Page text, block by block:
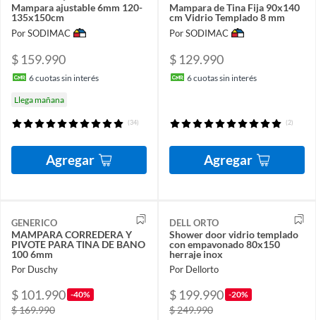
Mampara ajustable 6mm 120-
135x150cm
Por SODIMAC
$ 159.990
6cuotas sin interés
Llega mañana
(34)
Agregar
Mampara de Tina Fija 90x140
cm Vidrio Templado 8 mm
Por SODIMAC
$ 129.990
6cuotas sin interés
(2)
Agregar
GENERICO
MAMPARA CORREDERA Y
PIVOTE PARA TINA DE BANO
100 6mm
Por Duschy
$ 101.990 -40%
$ 169.990
DELL ORTO
Shower door vidrio templado
con empavonado 80x150
herraje inox
Por Dellorto
$ 199.990 -20%
$ 249.990